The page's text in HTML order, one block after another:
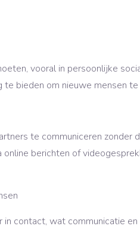
vooral in persoonlijke
bieden om nieuwe mensen
te communiceren
berichten of
contact, wat communicatie